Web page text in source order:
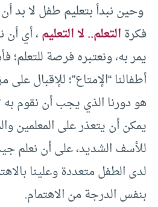
وحين نبدأ بتعليم طفل لا بد
فكرةالتعلم.. لا التعليم، أي أن
يمر به، ونعتبره فرصة للتعلم؛
أطفالنا “الإمتاع”؛ للإقبال
هو دورنا الذي يجب أن نقوم به
يمكن أن يتعذر على المعلمين
للأسف الشديد، على أن نعلم
لدى الطفل متعددة وعلينا
بنفس الدرجة من الاهتمام.